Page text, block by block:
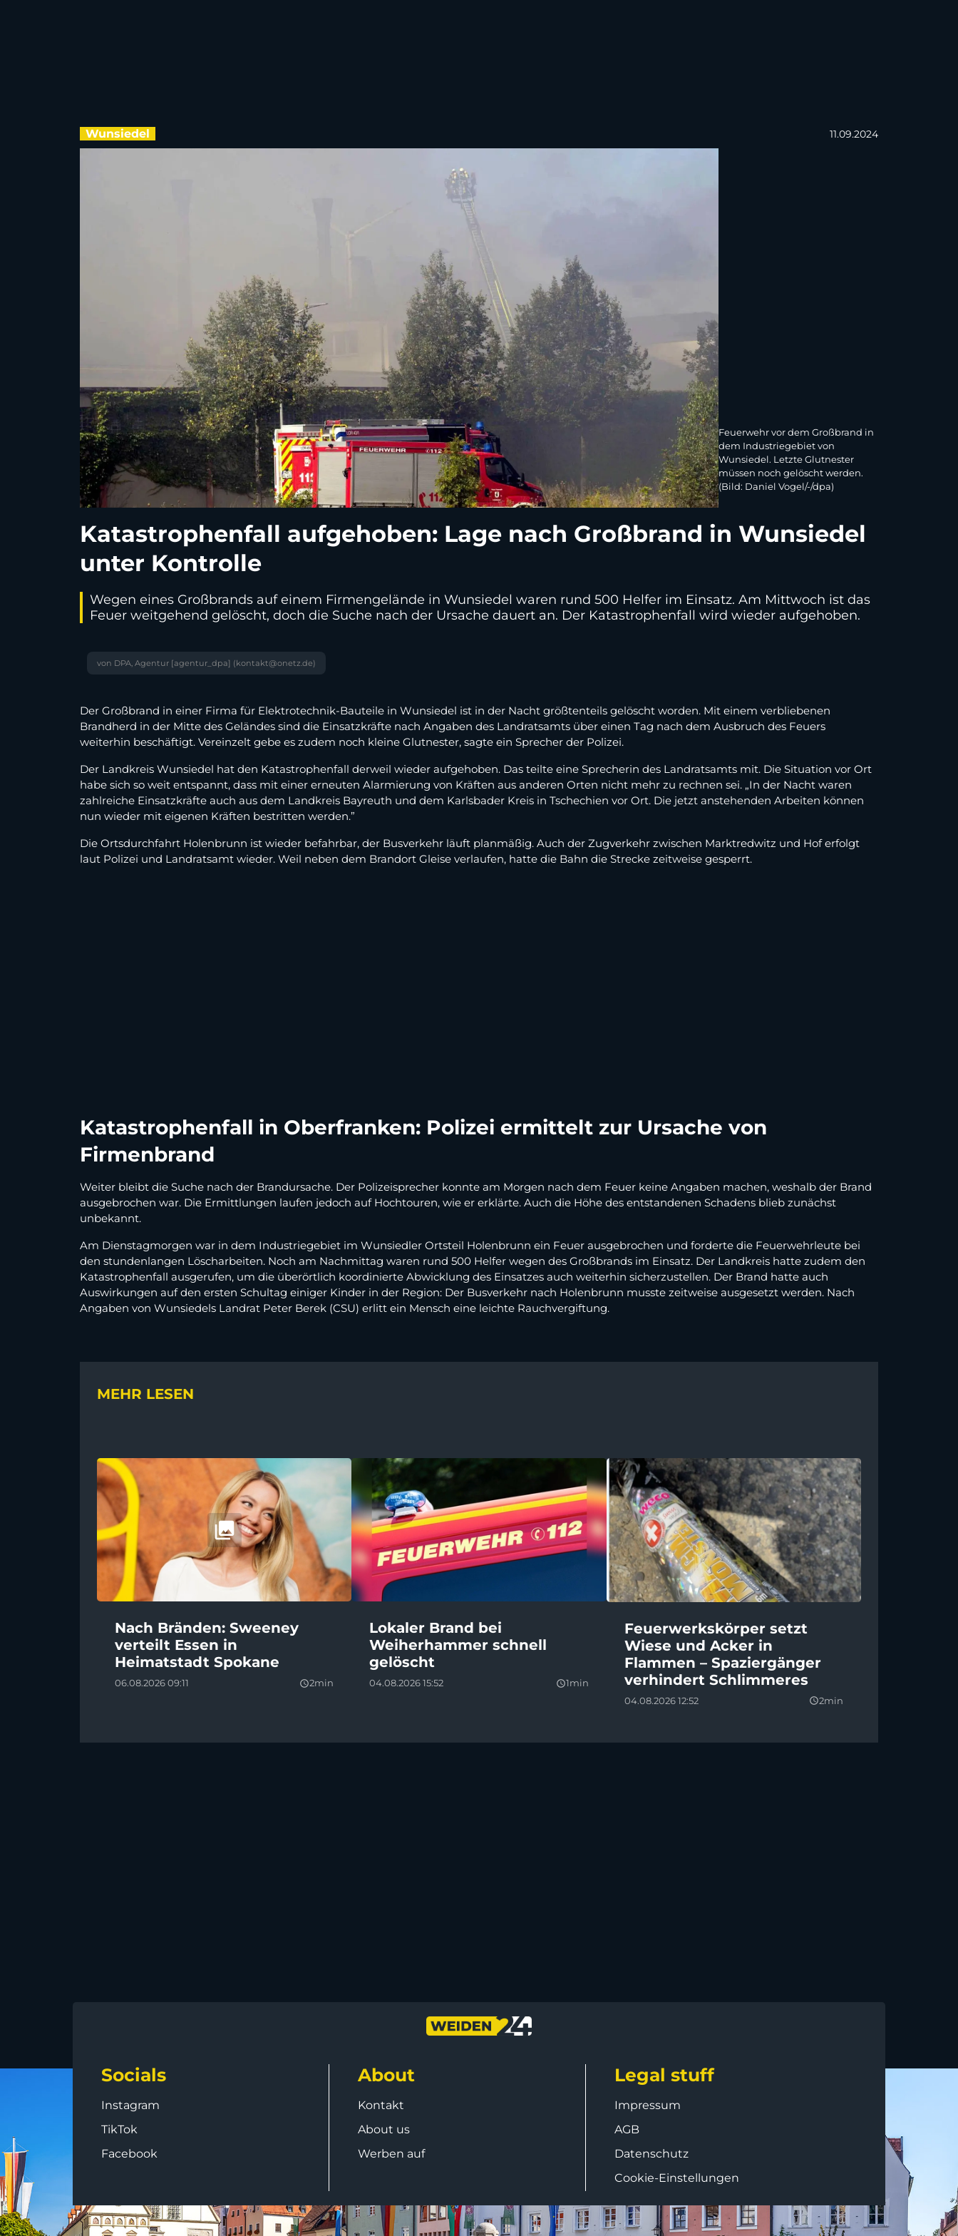
Wunsiedel 11.09.2024
Feuerwehr vor dem Großbrand in
dem Industriegebiet von
Wunsiedel. Letzte Glutnester
müssen noch gelöscht werden.
(Bild: Daniel Vogel/-/dpa)
Katastrophenfall aufgehoben: Lage nach Großbrand in Wunsiedel
unter Kontrolle
Wegen eines Großbrands auf einem Firmengelände in Wunsiedel waren rund 500 Helfer im Einsatz. Am Mittwoch ist das
Feuer weitgehend gelöscht, doch die Suche nach der Ursache dauert an. Der Katastrophenfall wird wieder aufgehoben.
von DPA, Agentur [agentur_dpa] (kontakt@onetz.de)
Der Großbrand in einer Firma für Elektrotechnik-Bauteile in Wunsiedel ist in der Nacht größtenteils gelöscht worden. Mit einem verbliebenen
Brandherd in der Mitte des Geländes sind die Einsatzkräfte nach Angaben des Landratsamts über einen Tag nach dem Ausbruch des Feuers
weiterhin beschäftigt. Vereinzelt gebe es zudem noch kleine Glutnester, sagte ein Sprecher der Polizei.
Der Landkreis Wunsiedel hat den Katastrophenfall derweil wieder aufgehoben. Das teilte eine Sprecherin des Landratsamts mit. Die Situation vor Ort
habe sich so weit entspannt, dass mit einer erneuten Alarmierung von Kräften aus anderen Orten nicht mehr zu rechnen sei. „In der Nacht waren
zahlreiche Einsatzkräfte auch aus dem Landkreis Bayreuth und dem Karlsbader Kreis in Tschechien vor Ort. Die jetzt anstehenden Arbeiten können
nun wieder mit eigenen Kräften bestritten werden.”
Die Ortsdurchfahrt Holenbrunn ist wieder befahrbar, der Busverkehr läuft planmäßig. Auch der Zugverkehr zwischen Marktredwitz und Hof erfolgt
laut Polizei und Landratsamt wieder. Weil neben dem Brandort Gleise verlaufen, hatte die Bahn die Strecke zeitweise gesperrt.
Katastrophenfall in Oberfranken: Polizei ermittelt zur Ursache von
Firmenbrand
Weiter bleibt die Suche nach der Brandursache. Der Polizeisprecher konnte am Morgen nach dem Feuer keine Angaben machen, weshalb der Brand
ausgebrochen war. Die Ermittlungen laufen jedoch auf Hochtouren, wie er erklärte. Auch die Höhe des entstandenen Schadens blieb zunächst
unbekannt.
Am Dienstagmorgen war in dem Industriegebiet im Wunsiedler Ortsteil Holenbrunn ein Feuer ausgebrochen und forderte die Feuerwehrleute bei
den stundenlangen Löscharbeiten. Noch am Nachmittag waren rund 500 Helfer wegen des Großbrands im Einsatz. Der Landkreis hatte zudem den
Katastrophenfall ausgerufen, um die überörtlich koordinierte Abwicklung des Einsatzes auch weiterhin sicherzustellen. Der Brand hatte auch
Auswirkungen auf den ersten Schultag einiger Kinder in der Region: Der Busverkehr nach Holenbrunn musste zeitweise ausgesetzt werden. Nach
Angaben von Wunsiedels Landrat Peter Berek (CSU) erlitt ein Mensch eine leichte Rauchvergiftung.
MEHR LESEN
Nach Bränden: Sweeney
verteilt Essen in
Heimatstadt Spokane
06.08.2026 09:11 query_builder2min
Lokaler Brand bei
Weiherhammer schnell
gelöscht
04.08.2026 15:52 query_builder1min
Feuerwerkskörper setzt
Wiese und Acker in
Flammen – Spaziergänger
verhindert Schlimmeres
04.08.2026 12:52 query_builder2min
Socials
Instagram
TikTok
Facebook
About
Kontakt
About us
Werben auf
Legal stuff
Impressum
AGB
Datenschutz
Cookie-Einstellungen